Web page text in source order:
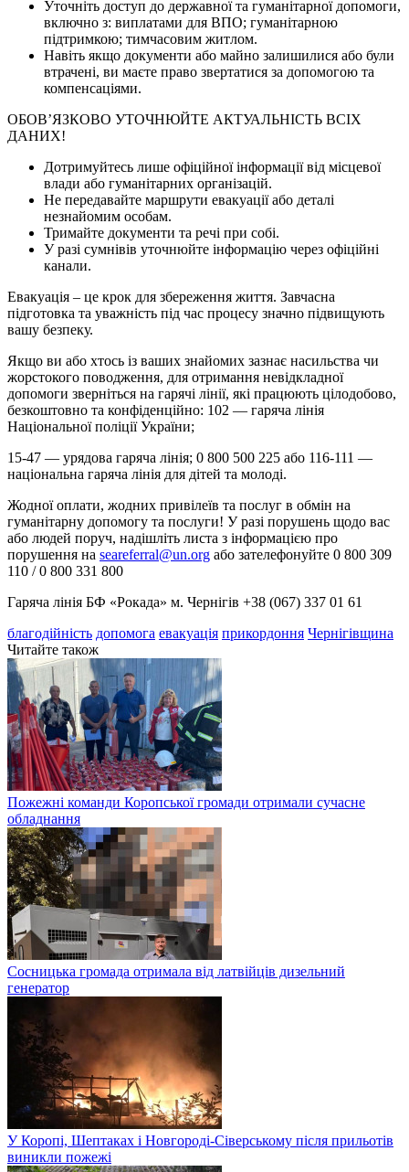
Уточніть доступ до державної та гуманітарної допомоги,
включно з: виплатами для ВПО; гуманітарною
підтримкою; тимчасовим житлом.
Навіть якщо документи або майно залишилися або були
втрачені, ви маєте право звертатися за допомогою та
компенсаціями.
ОБОВ’ЯЗКОВО УТОЧНЮЙТЕ АКТУАЛЬНІСТЬ ВСІХ
ДАНИХ!
Дотримуйтесь лише офіційної інформації від місцевої
влади або гуманітарних організацій.
Не передавайте маршрути евакуації або деталі
незнайомим особам.
Тримайте документи та речі при собі.
У разі сумнівів уточнюйте інформацію через офіційні
канали.
Евакуація – це крок для збереження життя. Завчасна
підготовка та уважність під час процесу значно підвищують
вашу безпеку.
Якщо ви або хтось із ваших знайомих зазнає насильства чи
жорстокого поводження, для отримання невідкладної
допомоги зверніться на гарячі лінії, які працюють цілодобово,
безкоштовно та конфіденційно: 102 — гаряча лінія
Національної поліції України;
15-47 — урядова гаряча лінія; 0 800 500 225 або 116-111 —
національна гаряча лінія для дітей та молоді.
Жодної оплати, жодних привілеїв та послуг в обмін на
гуманітарну допомогу та послуги! У разі порушень щодо вас
або людей поруч, надішліть листа з інформацією про
порушення на seareferral@un.org або зателефонуйте 0 800 309
110 / 0 800 331 800
Гаряча лінія БФ «Рокада» м. Чернігів +38 (067) 337 01 61
благодійність допомога евакуація прикордоння Чернігівщина
Читайте також
Пожежні команди Коропської громади отримали сучасне
обладнання
Сосницька громада отримала від латвійців дизельний
генератор
У Коропі, Шептаках і Новгороді-Сіверському після прильотів
виникли пожежі